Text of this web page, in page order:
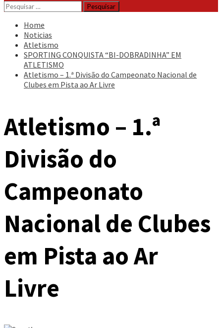
Pesquisar
por:
Home
Noticias
Atletismo
SPORTING CONQUISTA “BI-DOBRADINHA” EM
ATLETISMO
Atletismo – 1.ª Divisão do Campeonato Nacional de
Clubes em Pista ao Ar Livre
Atletismo – 1.ª
Divisão do
Campeonato
Nacional de Clubes
em Pista ao Ar
Livre